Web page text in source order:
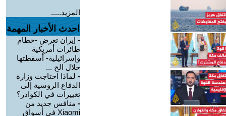
المزيد.....
احدث الأخبار المهمة
- إيران تعرض -حطام
طائرات أمريكية
وإسرائيلية- أسقطتها
خلال الح ...
- لماذا احتاجت وزارة
الدفاع الروسية إلى
تغييرات في الكوادر؟
- منافس جديد من
Xiaomi في أسواق